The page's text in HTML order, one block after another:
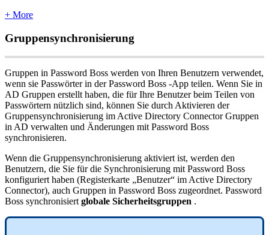
+ More
Gruppensynchronisierung
Gruppen in Password Boss werden von Ihren Benutzern verwendet,
wenn sie Passwörter in der Password Boss -App teilen. Wenn Sie in
AD Gruppen erstellt haben, die für Ihre Benutzer beim Teilen von
Passwörtern nützlich sind, können Sie durch Aktivieren der
Gruppensynchronisierung im Active Directory Connector Gruppen
in AD verwalten und Änderungen mit Password Boss
synchronisieren.
Wenn die Gruppensynchronisierung aktiviert ist, werden den
Benutzern, die Sie für die Synchronisierung mit Password Boss
konfiguriert haben (Registerkarte „Benutzer“ im Active Directory
Connector), auch Gruppen in Password Boss zugeordnet. Password
Boss synchronisiert globale Sicherheitsgruppen .